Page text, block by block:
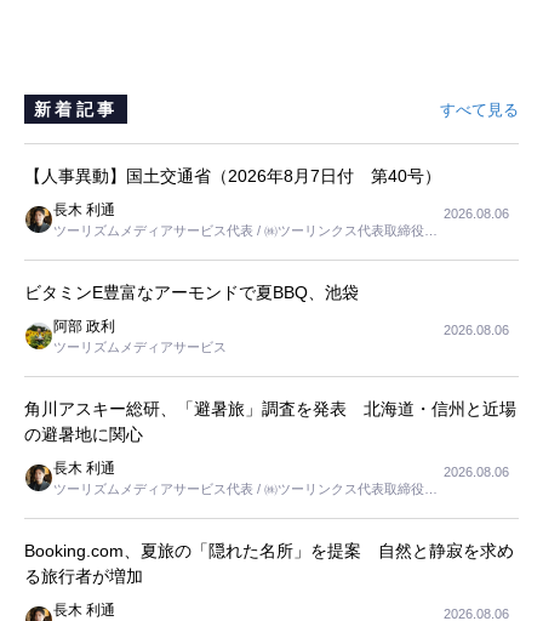
新着記事 すべて見る
【人事異動】国土交通省（2026年8月7日付 第40号）
長木 利通
ツーリズムメディアサービス代表 / ㈱ツーリンクス代表取締役社
2026.08.06
ビタミンE豊富なアーモンドで夏BBQ、池袋
阿部 政利
ツーリズムメディアサービス
2026.08.06
角川アスキー総研、「避暑旅」調査を発表 北海道・信州と近場
の避暑地に関心
長木 利通
ツーリズムメディアサービス代表 / ㈱ツーリンクス代表取締役社
2026.08.06
Booking.com、夏旅の「隠れた名所」を提案 自然と静寂を求め
る旅行者が増加
長木 利通 2026.08.06